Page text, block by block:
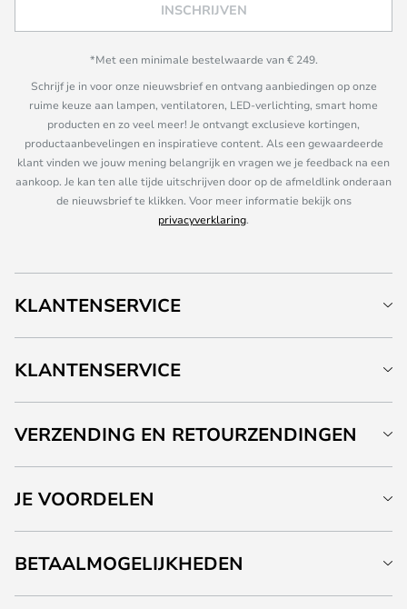
INSCHRIJVEN
*Met een minimale bestelwaarde van € 249.
Schrijf je in voor onze nieuwsbrief en ontvang aanbiedingen op onze
ruime keuze aan lampen, ventilatoren, LED-verlichting, smart home
producten en zo veel meer! Je ontvangt exclusieve kortingen,
productaanbevelingen en inspiratieve content. Als een gewaardeerde
klant vinden we jouw mening belangrijk en vragen we je feedback na een
aankoop. Je kan ten alle tijde uitschrijven door op de afmeldlink onderaan
de nieuwsbrief te klikken. Voor meer informatie bekijk ons
privacyverklaring.
KLANTENSERVICE
KLANTENSERVICE
VERZENDING EN RETOURZENDINGEN
JE VOORDELEN
BETAALMOGELIJKHEDEN